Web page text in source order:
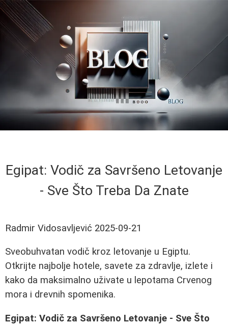
Egipat: Vodič za Savršeno Letovanje
- Sve Što Treba Da Znate
Radmir Vidosavljević 2025-09-21
Sveobuhvatan vodič kroz letovanje u Egiptu.
Otkrijte najbolje hotele, savete za zdravlje, izlete i
kako da maksimalno uživate u lepotama Crvenog
mora i drevnih spomenika.
Egipat: Vodič za Savršeno Letovanje - Sve Što